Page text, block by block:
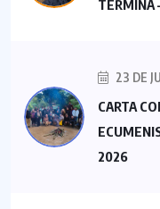
TERMINA
23 DE
CARTA
2026